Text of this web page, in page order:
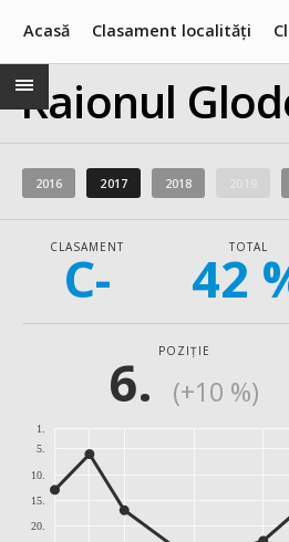
Acasă Clasament localități
Raionul
2016 2017 2018
CLASAMENT
C- TOTAL
42
POZIȚIE
6. (+10 %)
1.
5.
10.
15.
20.